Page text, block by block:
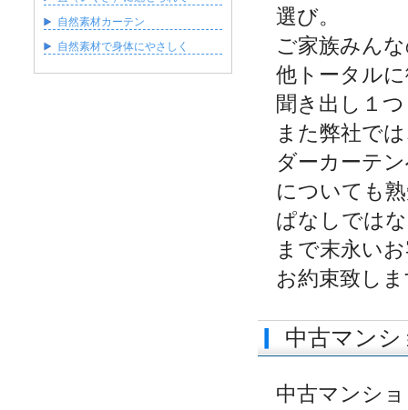
選び。
ご家族みん
他トータル
聞き出し１
また弊社で
ダーカーテ
についても
ぱなしでは
まで末永い
お約束致し
中古マン
中古マンシ
自然素材カーテン
自然素材で身体にやさしく